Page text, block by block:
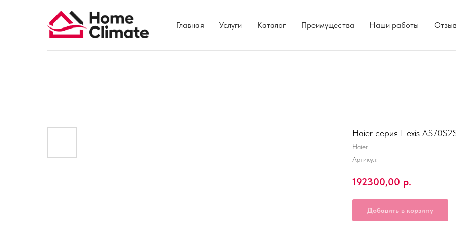
Главная Услуги Каталог Преимущества Наши работы
Haier серия Flexis
Haier
Артикул:
192300,00 р.
Добавить в корзину